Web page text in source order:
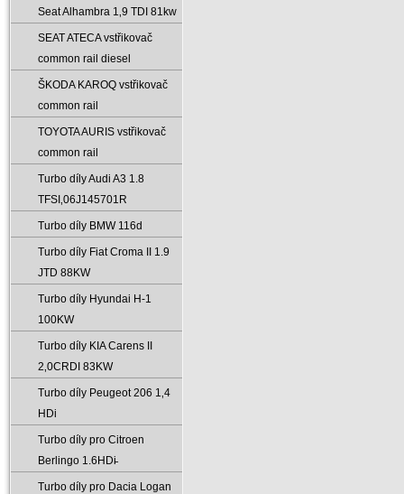
Seat Alhambra 1‚9 TDI 81kw
SEAT ATECA vstřikovač
common rail diesel
ŠKODA KAROQ vstřikovač
common rail
TOYOTA AURIS vstřikovač
common rail
Turbo díly Audi A3 1.8
TFSI‚06J145701R
Turbo díly BMW 116d
Turbo díly Fiat Croma II 1.9
JTD 88KW
Turbo díly Hyundai H-1
100KW
Turbo díly KIA Carens II
2‚0CRDI 83KW
Turbo díly Peugeot 206 1‚4
HDi
Turbo díly pro Citroen
Berlingo 1.6HDi̵
Turbo díly pro Dacia Logan